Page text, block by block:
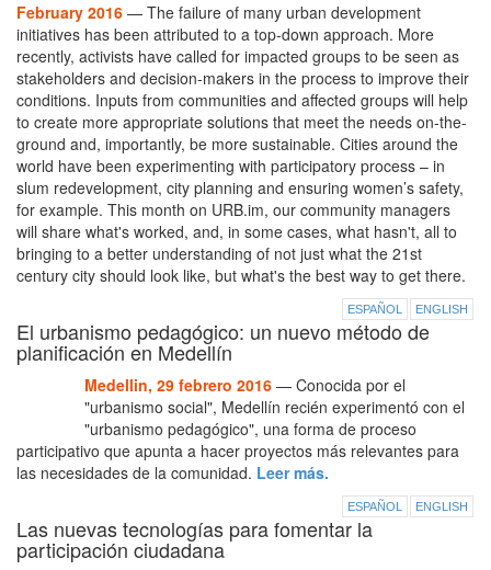
February 2016 — The failure of many urban development
initiatives has been attributed to a top-down approach. More
recently, activists have called for impacted groups to be seen as
stakeholders and decision-makers in the process to improve their
conditions. Inputs from communities and affected groups will help
to create more appropriate solutions that meet the needs on-the-
ground and, importantly, be more sustainable. Cities around the
world have been experimenting with participatory process – in
slum redevelopment, city planning and ensuring women’s safety,
for example. This month on URB.im, our community managers
will share what's worked, and, in some cases, what hasn't, all to
bringing to a better understanding of not just what the 21st
century city should look like, but what's the best way to get there.
ESPAÑOL ENGLISH
El urbanismo pedagógico: un nuevo método de
planificación en Medellín
Medellin, 29 febrero 2016 — Conocida por el
"urbanismo social", Medellín recién experimentó con el
"urbanismo pedagógico", una forma de proceso
participativo que apunta a hacer proyectos más relevantes para
las necesidades de la comunidad. Leer más.
ESPAÑOL ENGLISH
Las nuevas tecnologías para fomentar la
participación ciudadana